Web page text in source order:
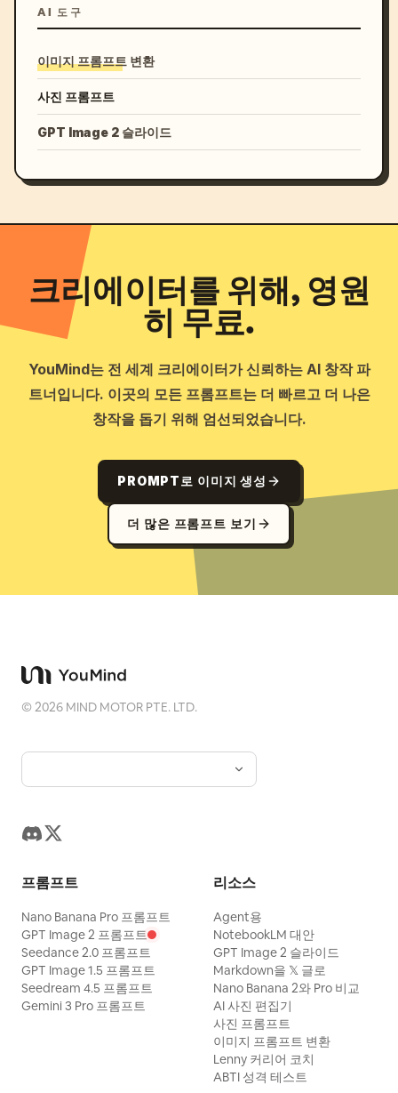
AI 도구
이미지 프롬프트 변환
사진 프롬프트
GPT Image 2 슬라이드
크리에이터를 위해, 영원
히 무료.
YouMind는 전 세계 크리에이터가 신뢰하는 AI 창작 파
트너입니다. 이곳의 모든 프롬프트는 더 빠르고 더 나은
창작을 돕기 위해 엄선되었습니다.
PROMPT로 이미지 생성
더 많은 프롬프트 보기
©2026 MIND MOTOR PTE. LTD.
프롬프트
Nano Banana Pro 프롬프트
GPT Image 2 프롬프트
Seedance 2.0 프롬프트
GPT Image 1.5 프롬프트
Seedream 4.5 프롬프트
Gemini 3 Pro 프롬프트
리소스
Agent용
NotebookLM 대안
GPT Image 2 슬라이드
Markdown을 𝕏 글로
Nano Banana 2와 Pro 비교
AI 사진 편집기
사진 프롬프트
이미지 프롬프트 변환
Lenny 커리어 코치
ABTI 성격 테스트